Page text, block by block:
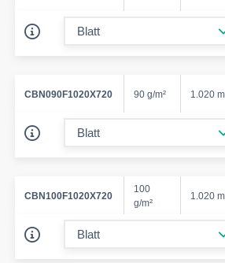
CBN090F1020X720 90 g/m² 1.020
CBN100F1020X720
100
g/m²
1.020